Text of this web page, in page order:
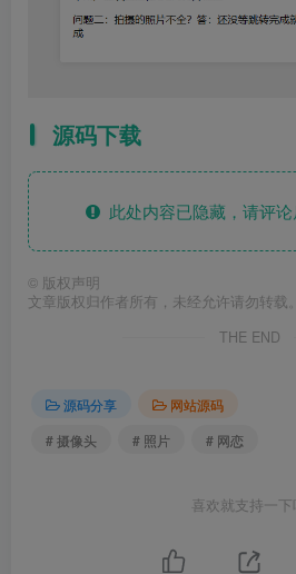
源码下载
此处内容已隐藏，请评论
© 版权声明
文章版权归作者所有，未经允许请勿转载。
THE END
源码分享
网站源码
# 摄像头
# 照片 # 网恋
喜欢就支持一